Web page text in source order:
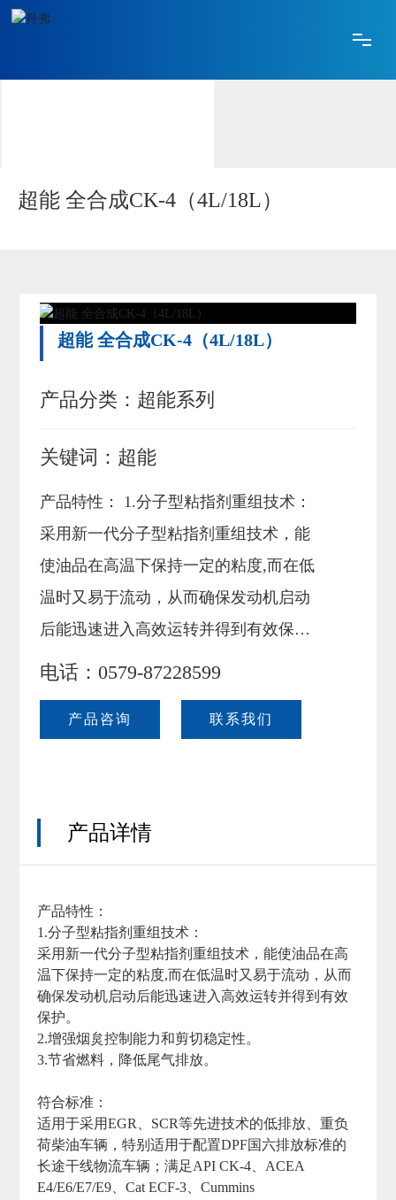
网站首页
产品中心
媒体中心
超能 全合成CK-4（4L/18L）
超能 全合成CK-4（4L/18L）
产品分类： 超能系列
关键词： 超能
产品特性： 1.分子型粘指剂重组技术：
采用新一代分子型粘指剂重组技术，能
使油品在高温下保持一定的粘度,而在低
温时又易于流动，从而确保发动机启动
后能迅速进入高效运转并得到有效保
护。 2.增强烟炱控制能力和剪切稳定
电话：0579-87228599
产品咨询 联系我们
产品详情
产品特性：
1.分子型粘指剂重组技术：
采用新一代分子型粘指剂重组技术，能使油品在高
温下保持一定的粘度,而在低温时又易于流动，从而
确保发动机启动后能迅速进入高效运转并得到有效
保护。
2.增强烟炱控制能力和剪切稳定性。
3.节省燃料，降低尾气排放。
符合标准：
适用于采用EGR、SCR等先进技术的低排放、重负
荷柴油车辆，特别适用于配置DPF国六排放标准的
长途干线物流车辆；满足API CK-4、ACEA
E4/E6/E7/E9、Cat ECF-3、Cummins